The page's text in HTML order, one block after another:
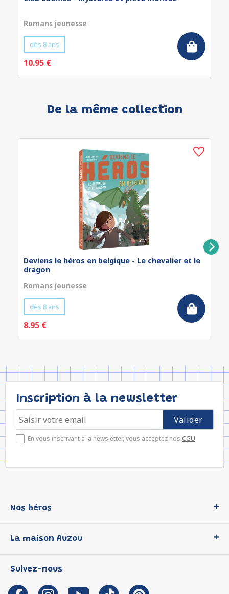
Romans jeunesse
dès 8 ans
10.95 €
De la même collection
Deviens le héros en belgique - Le chevalier et le
dragon
Romans jeunesse
dès 8 ans
8.95 €
Inscription à la newsletter
En vous inscrivant à la newsletter, vous acceptez nos CGU.
Nos héros
P'tit Loup
Les Influenceuses
Migali
La maison Auzou
Notre histoire
Auzou s'engage
Suivez-nous